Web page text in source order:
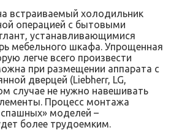
встраиваемый холодильник
операцией с бытовыми
устанавливающимися
мебельного шкафа. Упрощенная
легче всего произвести
при размещении аппарата с
дверцей (Liebherr, LG,
случае не нужно навешивать
Процесс монтажа
моделей –
более трудоемким.